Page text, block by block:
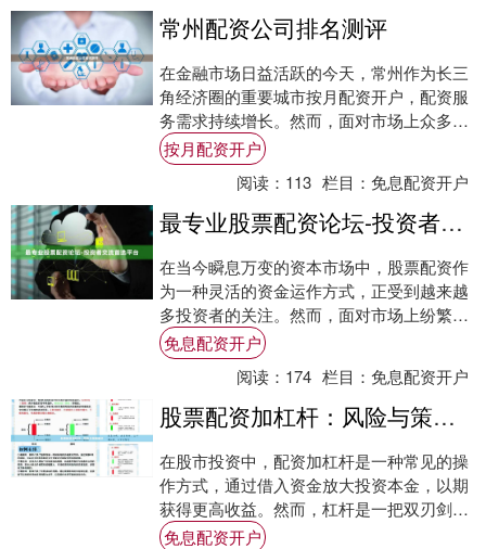
常州配资公司排名测评
在金融市场日益活跃的今天，常州作为长三
角经济圈的重要城市按月配资开户，配资服
务需求持续增长。然而，面对市场上众多配
资公司，投资者如何筛选出安全、合规且服
务优质的....
按月配资开户
阅读： 113 栏目：免息配资开户
最专业股票配资论坛-投资者交流首选平台
在当今瞬息万变的资本市场中，股票配资作
为一种灵活的资金运作方式，正受到越来越
多投资者的关注。然而，面对市场上纷繁复
杂的信息和层出不穷的配资平台，如何获取
真实、专....
免息配资开户
阅读： 174 栏目：免息配资开户
股票配资加杠杆：风险与策略解析
在股市投资中，配资加杠杆是一种常见的操
作方式，通过借入资金放大投资本金，以期
获得更高收益。然而，杠杆是一把双刃剑，
既能放大收益，也会放大亏损。本文将从风
免息配资开户